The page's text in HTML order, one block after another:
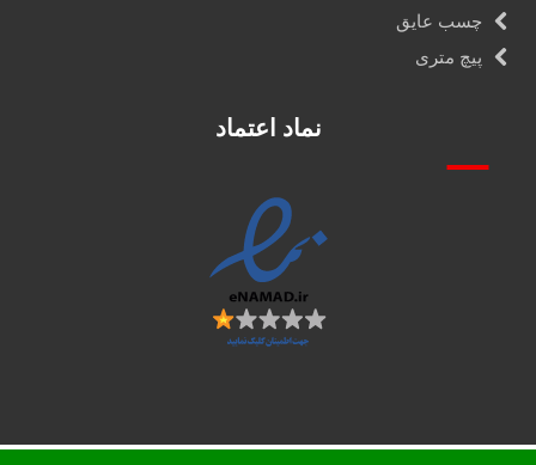
چسب عایق
پیچ متری
نماد اعتماد